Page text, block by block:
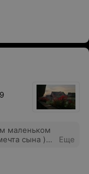
с
холодные
то рок-
курилка
для
это
маленьком
сына )))
все
Еще